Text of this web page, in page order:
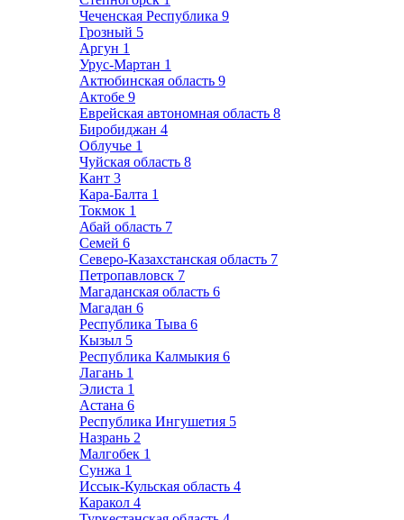
Чеченская Республика 9
Грозный 5
Аргун 1
Урус-Мартан 1
Актюбинская область 9
Актобе 9
Еврейская автономная область 8
Биробиджан 4
Облучье 1
Чуйская область 8
Кант 3
Кара-Балта 1
Токмок 1
Абай область 7
Семей 6
Северо-Казахстанская область 7
Петропавловск 7
Магаданская область 6
Магадан 6
Республика Тыва 6
Кызыл 5
Республика Калмыкия 6
Лагань 1
Элиста 1
Астана 6
Республика Ингушетия 5
Назрань 2
Малгобек 1
Сунжа 1
Иссык-Кульская область 4
Каракол 4